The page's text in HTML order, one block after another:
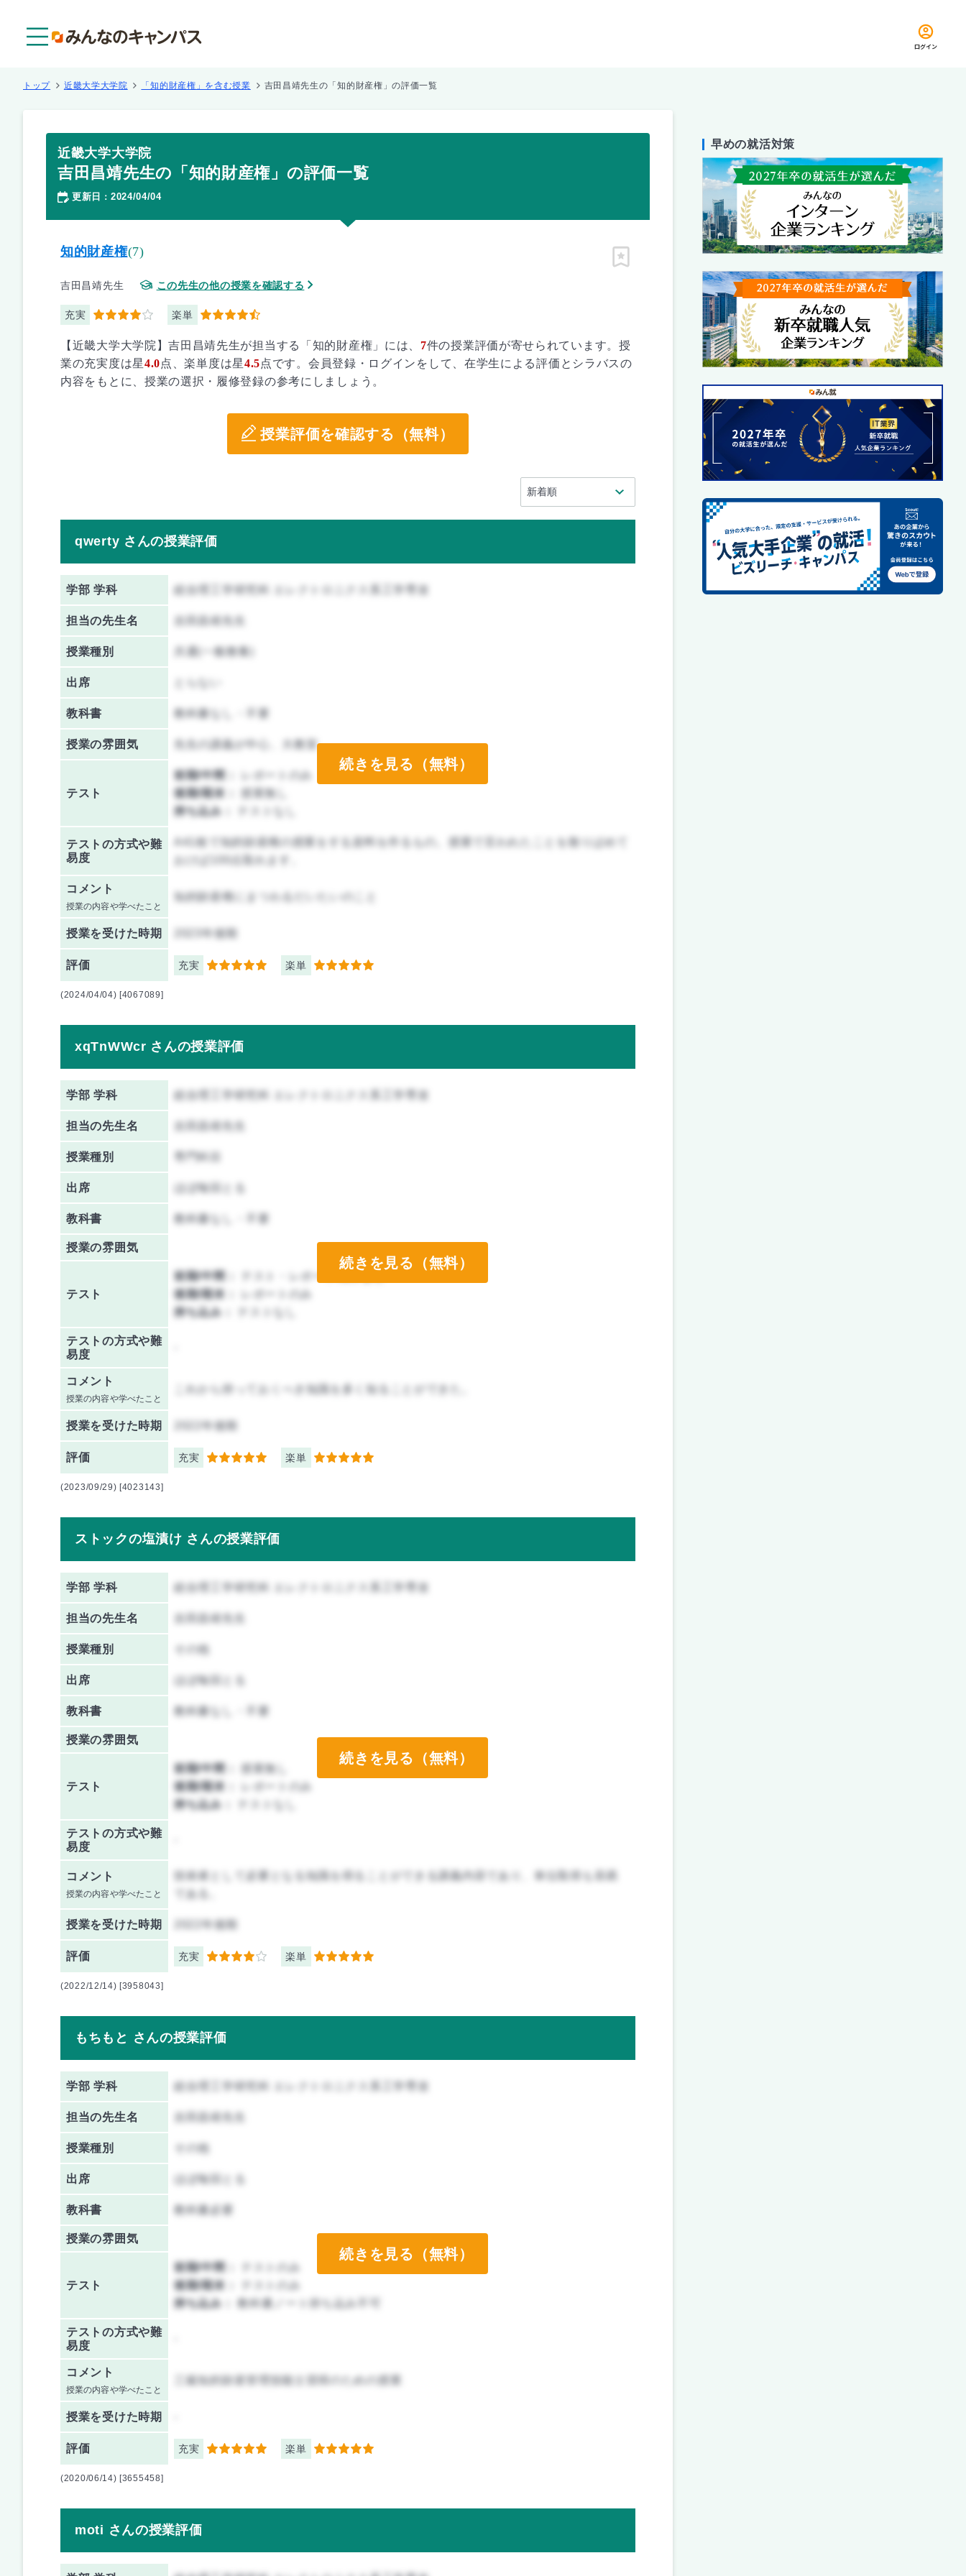
ログイン
トップ 近畿大学大学院 「知的財産権」を含む授業 吉田昌靖先生の「知的財産権」の評価一覧
近畿大学大学院
吉田昌靖先生の「知的財産権」の評価一覧
更新日 ： 2024/04/04
知的財産権(7)
吉田昌靖先生 この先生の他の授業を確認する
充実 4 楽単 4.5
ピン留め
【近畿大学大学院】吉田昌靖先生が担当する「知的財産権」には、 7件の授業評価が寄せられています。授
業の充実度は星4.0点、楽単度は星4.5点です。会員登録・ログインをして、在学生による評価とシラバスの
内容をもとに、授業の選択・履修登録の参考にしましょう。
授業評価を確認する（無料）
qwerty さんの授業評価
学部 学科 総合理工学研究科 エレクトロニクス系工学専攻
担当の先生名 吉田昌靖先生
授業種別 共通(一般教養)
出席
教科書 教科書なし・不要
授業の雰囲気 先生の講義が中心、大教室
テスト
前期/中間：
レポートのみ
後期/期末：
授業無し
持ち込み：
テストの方式や難
易度
A41枚で知的財産権の授業をする資料を作るもの。授業で言われたことを散りばめて
コメント
授業の内容や学べたこと
知的財産権にまつわるだいたいのこと
授業を受けた時期 2023年後期
評価 充実 5 楽単 5
続きを見る（無料）
(2024/04/04) [4067089]
xqTnWWcr さんの授業評価
学部 学科 総合理工学研究科 エレクトロニクス系工学専攻
担当の先生名 吉田昌靖先生
授業種別 専門科目
出席 ほぼ毎回とる
教科書 教科書なし・不要
授業の雰囲気
テスト
前期/中間：
後期/期末：
レポートのみ
持ち込み：
テストの方式や難
易度
コメント
授業の内容や学べたこと
これから持っておくべき知識を多く知ることができた。
授業を受けた時期 2022年後期
評価 充実 5 楽単 5
続きを見る（無料）
(2023/09/29) [4023143]
ストックの塩漬け さんの授業評価
学部 学科 総合理工学研究科 エレクトロニクス系工学専攻
担当の先生名 吉田昌靖先生
授業種別 その他
出席 ほぼ毎回とる
教科書 教科書なし・不要
授業の雰囲気
テスト
前期/中間：
授業無し
後期/期末：
レポートのみ
持ち込み：
テストの方式や難
易度
コメント
授業の内容や学べたこと
技術者として必要となる知識を得ることができる講義内容であり、単位取得も容易
である。
授業を受けた時期 2022年後期
評価 充実 4 楽単 5
続きを見る（無料）
(2022/12/14) [3958043]
もちもと さんの授業評価
学部 学科 総合理工学研究科 エレクトロニクス系工学専攻
担当の先生名 吉田昌靖先生
授業種別 その他
出席 ほぼ毎回とる
教科書 教科書必要
授業の雰囲気
テスト
前期/中間：
テストのみ
後期/期末：
テストのみ
持ち込み：
教科書ノート持ち込み不可
テストの方式や難
易度
コメント
授業の内容や学べたこと
三級知的財産管理技能士習得のための授業
授業を受けた時期
評価 充実 5 楽単 5
続きを見る（無料）
(2020/06/14) [3655458]
moti さんの授業評価
早めの就活対策